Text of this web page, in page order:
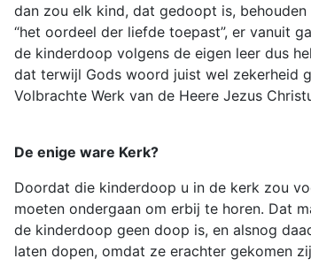
dan zou elk kind, dat gedoopt is,
“het oordeel der liefde toepast”, er vanuit
de kinderdoop volgens de eigen leer dus
dat terwijl Gods woord juist wel zekerheid
Volbrachte Werk van de Heere Jezus
De enige ware Kerk?
Doordat die kinderdoop u in de kerk zou
moeten ondergaan om erbij te horen. Dat
de kinderdoop geen doop is, en alsnog
laten dopen, omdat ze erachter gekomen